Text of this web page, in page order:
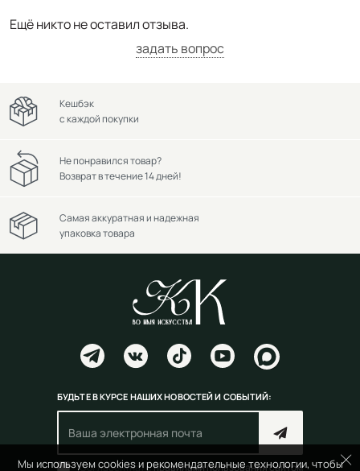
Ещё никто не оставил отзыва.
задать вопрос
Мы используем cookies и рекомендательные технологии, чтобы
Кешбэк
с каждой покупки
Не понравился товар?
Возврат в течение 14 дней!
Самая аккуратная и надежная
упаковка товара
БУДЬТЕ В КУРСЕ НАШИХ НОВОСТЕЙ И СОБЫТИЙ:
Согласен(на) справилами пользования сайтом